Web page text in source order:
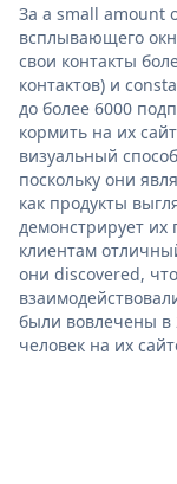
За a small amount
всплывающего
свои контакты
контактов) и
до более 6000
кормить на их
визуальный
поскольку они
как продукты
демонстрирует их
клиентам
они discovered,
были вовлечены в
человек на их